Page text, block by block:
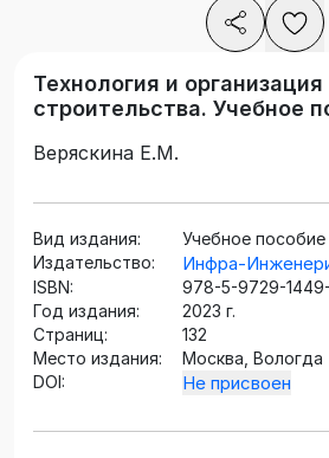
Технология и организация
строительства. Учебное
Веряскина Е.М.
Вид издания:
Учебное пособие
Издательство:
Инфра-
ISBN:
978-5-9729-
Год издания:
2023 г.
Страниц:
132
Место издания:
Москва, Вологда
DOI:
Не присвоен